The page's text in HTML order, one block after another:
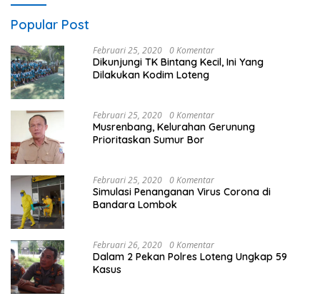
Popular Post
Februari 25, 2020 0 Komentar
Dikunjungi TK Bintang Kecil, Ini Yang
Dilakukan Kodim Loteng
Februari 25, 2020 0 Komentar
Musrenbang, Kelurahan Gerunung
Prioritaskan Sumur Bor
Februari 25, 2020 0 Komentar
Simulasi Penanganan Virus Corona di
Bandara Lombok
Februari 26, 2020 0 Komentar
Dalam 2 Pekan Polres Loteng Ungkap 59
Kasus